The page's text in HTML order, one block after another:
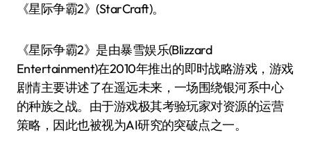
《星际争霸2》(StarCraft)。
《星际争霸2》是由暴雪娱乐(Blizzard
Entertainment)在2010年推出的即时战略游戏，游戏
剧情主要讲述了在遥远未来，一场围绕银河系中心
的种族之战。由于游戏极其考验玩家对资源的运营
策略，因此也被视为AI研究的突破点之一。